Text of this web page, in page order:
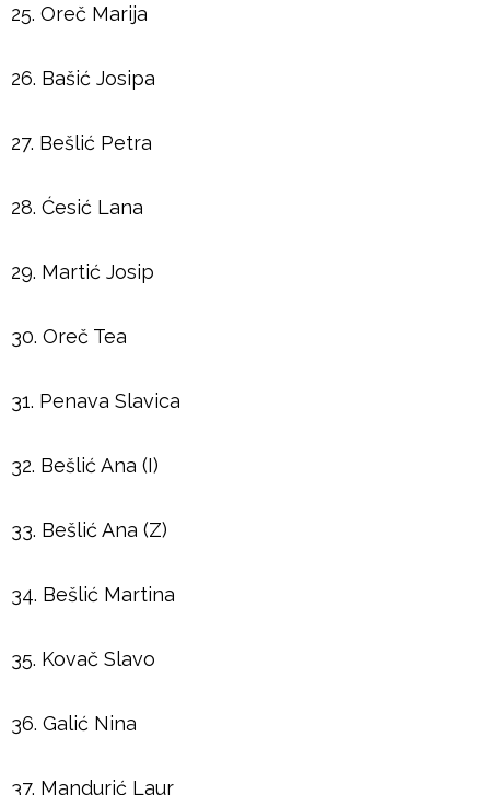
25. Oreč Marija
26. Bašić Josipa
27. Bešlić Petra
28. Ćesić Lana
29. Martić Josip
30. Oreč Tea
31. Penava Slavica
32. Bešlić Ana (I)
33. Bešlić Ana (Z)
34. Bešlić Martina
35. Kovač Slavo
36. Galić Nina
37. Mandurić Laur